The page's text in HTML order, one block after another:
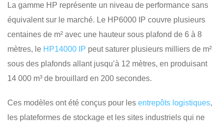
La gamme HP représente un niveau de performance sans
équivalent sur le marché. Le HP6000 IP couvre plusieurs
centaines de m² avec une hauteur sous plafond de 6 à 8
mètres, le HP14000 IP peut saturer plusieurs milliers de m²
sous des plafonds allant jusqu’à 12 mètres, en produisant
14 000 m³ de brouillard en 200 secondes.
Ces modèles ont été conçus pour les entrepôts logistiques,
les plateformes de stockage et les sites industriels qui ne